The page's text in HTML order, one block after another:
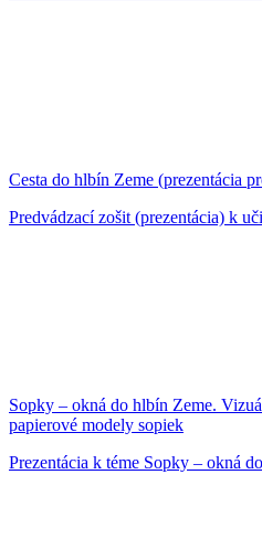
Cesta do hlbín Zeme (prezentácia
Predvádzací zošit (prezentácia) k
Sopky – okná do hlbín Zeme.
papierové modely sopiek
Prezentácia k téme Sopky – okná